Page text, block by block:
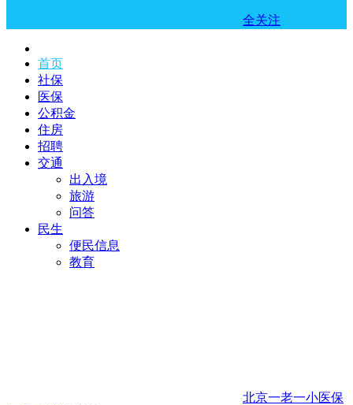
全关注
首页
社保
医保
公积金
住房
招聘
交通
出入境
旅游
问答
民生
便民信息
教育
北京一老一小医保